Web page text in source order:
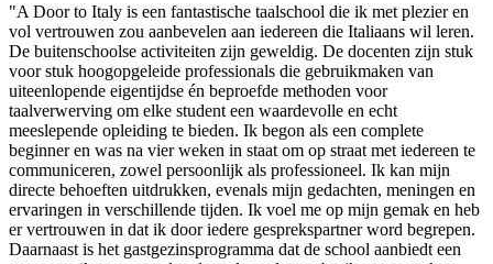
"A Door to Italy is een fantastische taalschool die ik met plezier en
vol vertrouwen zou aanbevelen aan iedereen die Italiaans wil leren.
De buitenschoolse activiteiten zijn geweldig. De docenten zijn stuk
voor stuk hoogopgeleide professionals die gebruikmaken van
uiteenlopende eigentijdse én beproefde methoden voor
taalverwerving om elke student een waardevolle en echt
meeslepende opleiding te bieden. Ik begon als een complete
beginner en was na vier weken in staat om op straat met iedereen te
communiceren, zowel persoonlijk als professioneel. Ik kan mijn
directe behoeften uitdrukken, evenals mijn gedachten, meningen en
ervaringen in verschillende tijden. Ik voel me op mijn gemak en heb
er vertrouwen in dat ik door iedere gesprekspartner word begrepen.
Daarnaast is het gastgezinsprogramma dat de school aanbiedt een